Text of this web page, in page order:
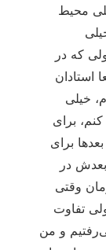
محیط
که در
استادان
خیلی
برای
برای
در
زمان وقتی
تفاوت
و من